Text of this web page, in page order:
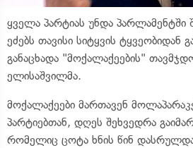
ყველა პარტიას უნდა
ეძებს თავისი სიტყვის ტყვეობიდან
განაცხადა "მოქალაქეების"
ელისაშვილმა.
მოქალაქეები მართავენ
პარტიებთან, დღეს შეხვედრა
რომელიც ცოტა ხნის წინ